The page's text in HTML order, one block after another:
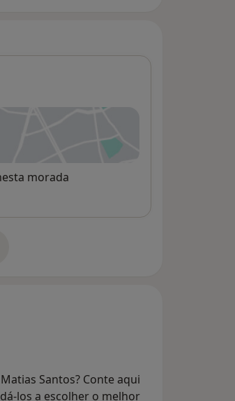
separador
morada
Santos? Conte aqui
los a escolher o melhor